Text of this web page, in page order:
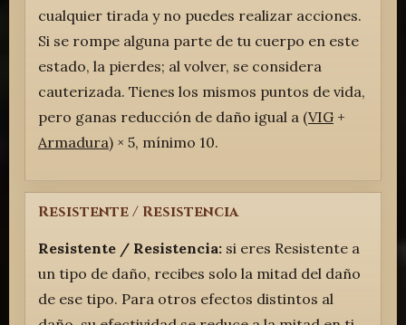
cualquier tirada y no puedes realizar acciones.
Si se rompe alguna parte de tu cuerpo en este
estado, la pierdes; al volver, se considera
cauterizada. Tienes los mismos puntos de vida,
pero ganas reducción de daño igual a (VIG+
Armadura) × 5, mínimo 10.
Resistente / Resistencia
Resistente / Resistencia:si eres Resistente a
un tipo de daño, recibes solo la mitad del daño
de ese tipo. Para otros efectos distintos al